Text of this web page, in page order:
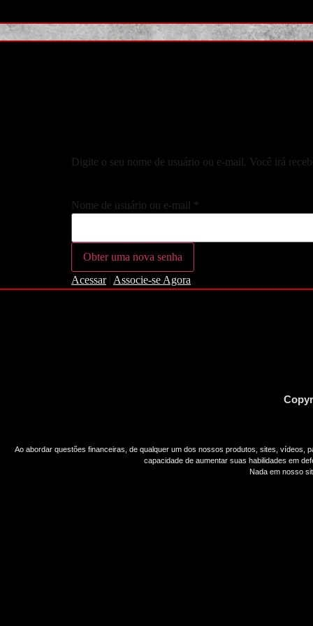
Digite o seu nome de usuário ou e-mail. Você irá
Nome de usuário ou e-mail *
Acessar| Associe-se Agora
Ao abordar questões financeiras, de qualquer um dos nossos produtos, sites,
capacidade de aumentar suas habilidades em
Nada em nosso